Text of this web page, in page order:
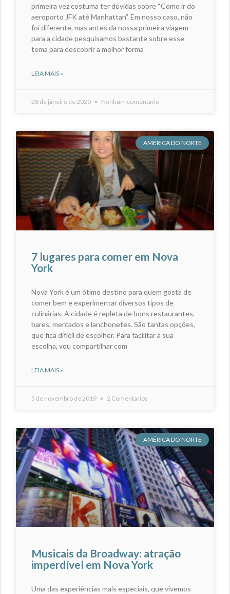
primeira vez costuma ter dúvidas sobre “Como ir do
aeroporto JFK até Manhattan”. Em nosso caso, não
foi diferente, mas antes da nossa primeira viagem
para a cidade pesquisamos bastante sobre esse
tema para descobrir a melhor forma
LEIA MAIS »
28 de janeiro de 2020 Nenhum comentário
AMÉRICA DO NORTE
7 lugares para comer em Nova
York
Nova York é um ótimo destino para quem gosta de
comer bem e experimentar diversos tipos de
culinárias. A cidade é repleta de bons restaurantes,
bares, mercados e lanchonetes. São tantas opções,
que fica difícil de escolher. Para facilitar a sua
escolha, vou compartilhar com
LEIA MAIS »
5 de novembro de 2019 2 Comentários
AMÉRICA DO NORTE
Musicais da Broadway: atração
imperdível em Nova York
Uma das experiências mais especiais, que vivemos